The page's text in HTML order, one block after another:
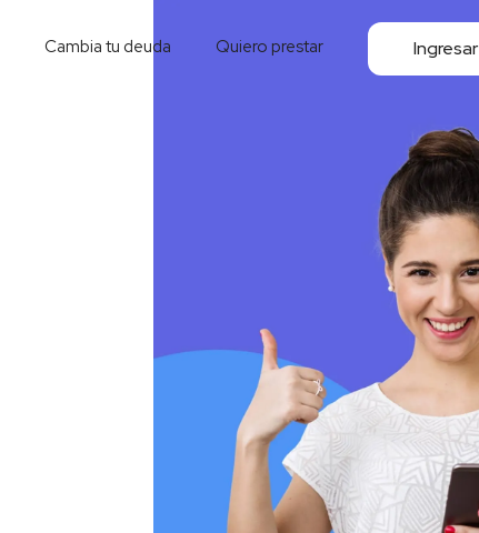
Cambia tu deuda Quiero prestar Ingresar